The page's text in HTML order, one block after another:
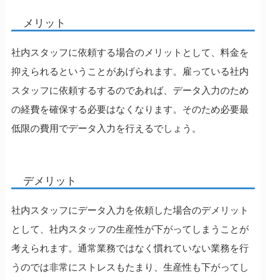
メリット
社内スタッフに依頼する場合のメリットとして、料金を
抑えられるということがあげられます。雇っている社内
スタッフに依頼するするのであれば、データ入力のため
の経費を確保する必要はなくなります。そのため必要最
低限の費用でデータ入力を行えるでしょう。
デメリット
社内スタッフにデータ入力を依頼した場合のデメリット
として、社内スタッフの生産性が下がってしまうことが
考えられます。通常業務ではなく慣れていない業務を行
うのでは非常にストレスもたまり、生産性も下がってし